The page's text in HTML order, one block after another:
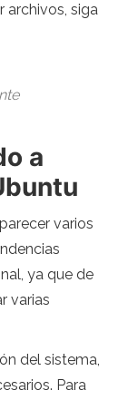
archivos, siga
a
varios
ya que de
varias
del sistema,
Para